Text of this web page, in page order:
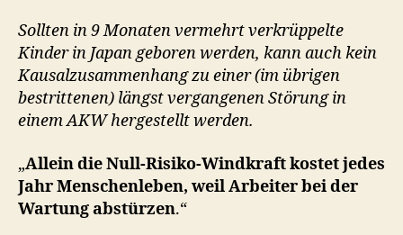
Sollten in 9 Monaten vermehrt verkrüppelte
Kinder in Japan geboren werden, kann auch kein
Kausalzusammenhang zu einer (im übrigen
bestrittenen) längst vergangenen Störung in
einem AKW hergestellt werden.
„Allein die Null-Risiko-Windkraft kostet jedes
Jahr Menschenleben, weil Arbeiter bei der
Wartung abstürzen.“